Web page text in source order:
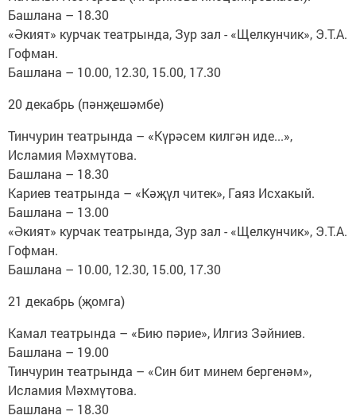
Башлана – 18.30
«Әкият» курчак театрында, Зур зал - «Щелкунчик», Э.Т.А.
Гофман.
Башлана – 10.00, 12.30, 15.00, 17.30
20 декабрь (пәнҗешәмбе)
Тинчурин театрында – «Күрәсем килгән иде...»,
Исламия Мәхмүтова.
Башлана – 18.30
Кариев театрында – «Кәҗүл читек», Гаяз Исхакый.
Башлана – 13.00
«Әкият» курчак театрында, Зур зал - «Щелкунчик», Э.Т.А.
Гофман.
Башлана – 10.00, 12.30, 15.00, 17.30
21 декабрь (җомга)
Камал театрында – «Бию пәрие», Илгиз Зәйниев.
Башлана – 19.00
Тинчурин театрында – «Син бит минем бергенәм»,
Исламия Мәхмүтова.
Башлана – 18.30